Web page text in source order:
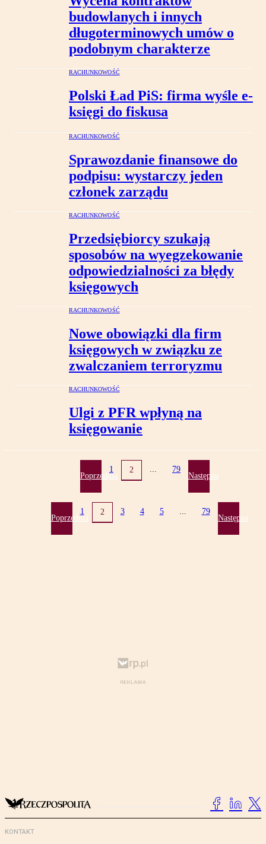
budowlanych i innych
długoterminowych umów o
podobnym charakterze
RACHUNKOWOŚĆ
Polski Ład PiS: firma wyśle e-
księgi do fiskusa
RACHUNKOWOŚĆ
Sprawozdanie finansowe do
podpisu: wystarczy jeden
członek zarządu
RACHUNKOWOŚĆ
Przedsiębiorcy szukają
sposobów na wyegzekowanie
odpowiedzialności za błędy
księgowych
RACHUNKOWOŚĆ
Nowe obowiązki dla firm
księgowych w związku ze
zwalczaniem terroryzmu
RACHUNKOWOŚĆ
Ulgi z PFR wpłyną na
księgowanie
Poprzednia
1 2 79
Następna
Poprzednia
1 2 3 4 5 79
Następna
KONTAKT